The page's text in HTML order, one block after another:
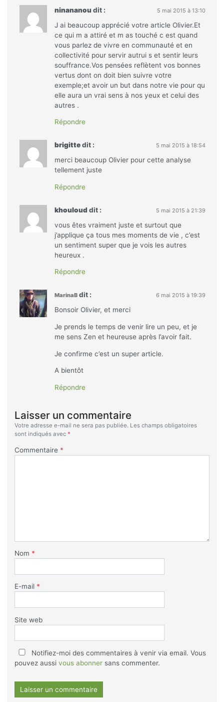
ninananou dit : 5 mai 2015 à 13:10
J ai beaucoup apprécié votre article Olivier.Et
ce qui m a attiré et m as touché c est quand
vous parlez de vivre en communauté et en
collectivité pour servir autrui s et sentir leurs
souffrance.Vos pensées reflètent vos bonnes
vertus dont on doit bien suivre votre
exemple;et avoir un but dans notre vie pour qu
elle aura un vrai sens à nos yeux et celui des
autres .
Répondre
brigitte dit : 5 mai 2015 à 18:54
merci beaucoup Olivier pour cette analyse
tellement juste
Répondre
khouloud dit : 5 mai 2015 à 21:39
vous êtes vraiment juste et surtout que
j’applique ça tous mes moments de vie , c’est
un sentiment super que je vois les autres
heureux .
Répondre
MarinaB dit : 6 mai 2015 à 19:39
Bonsoir Olivier, et merci
Je prends le temps de venir lire un peu, et je
me sens Zen et heureuse après l’avoir fait.
Je confirme c’est un super article.
A bientôt
Répondre
Laisser un commentaire
Votre adresse e-mail ne sera pas publiée. Les champs obligatoires
sont indiqués avec *
Commentaire *
Nom *
E-mail *
Site web
Notifiez-moi des commentaires à venir via email. Vous
pouvez aussi vous abonnersans commenter.